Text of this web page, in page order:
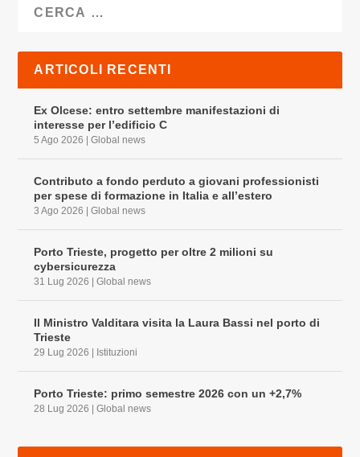
ARTICOLI RECENTI
Ex Olcese: entro settembre manifestazioni di
interesse per l’edificio C
5 Ago 2026 |Global news
Contributo a fondo perduto a giovani professionisti
per spese di formazione in Italia e all’estero
3 Ago 2026 |Global news
Porto Trieste, progetto per oltre 2 milioni su
cybersicurezza
31 Lug 2026 |Global news
Il Ministro Valditara visita la Laura Bassi nel porto di
Trieste
29 Lug 2026 Istituzioni
Porto Trieste: primo semestre 2026 con un +2,7%
28 Lug 2026 |Global news